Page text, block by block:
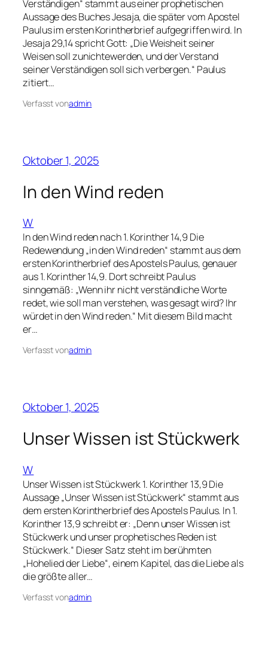
Verständigen“ stammt aus einer prophetischen
Aussage des Buches Jesaja, die später vom Apostel
Paulus im ersten Korintherbrief aufgegriffen wird. In
Jesaja 29,14 spricht Gott: „Die Weisheit seiner
Weisen soll zunichtewerden, und der Verstand
seiner Verständigen soll sich verbergen.“ Paulus
zitiert…
Verfasst vonadmin
Oktober 1, 2025
In den Wind reden
W
In den Wind reden nach 1. Korinther 14,9 Die
Redewendung „in den Wind reden“ stammt aus dem
ersten Korintherbrief des Apostels Paulus, genauer
aus 1. Korinther 14,9. Dort schreibt Paulus
sinngemäß: „Wenn ihr nicht verständliche Worte
redet, wie soll man verstehen, was gesagt wird? Ihr
würdet in den Wind reden.“ Mit diesem Bild macht
er…
Verfasst vonadmin
Oktober 1, 2025
Unser Wissen ist Stückwerk
W
Unser Wissen ist Stückwerk 1. Korinther 13,9 Die
Aussage „Unser Wissen ist Stückwerk“ stammt aus
dem ersten Korintherbrief des Apostels Paulus. In 1.
Korinther 13,9 schreibt er: „Denn unser Wissen ist
Stückwerk und unser prophetisches Reden ist
Stückwerk.“ Dieser Satz steht im berühmten
„Hohelied der Liebe“, einem Kapitel, das die Liebe als
die größte aller…
Verfasst vonadmin